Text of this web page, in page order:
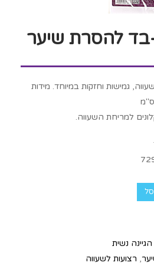
בד להסרת שיער
גמישות וחזקות במיוחד. מידות
למריחת השעווה.
הגיינה נשית
, רצועות לשעווה